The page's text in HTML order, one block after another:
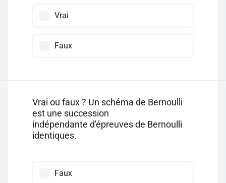
Vrai
Faux
Vrai ou faux ? Un schéma de Bernoulli
est une succession
indépendante d'épreuves de Bernoulli
identiques.
Faux